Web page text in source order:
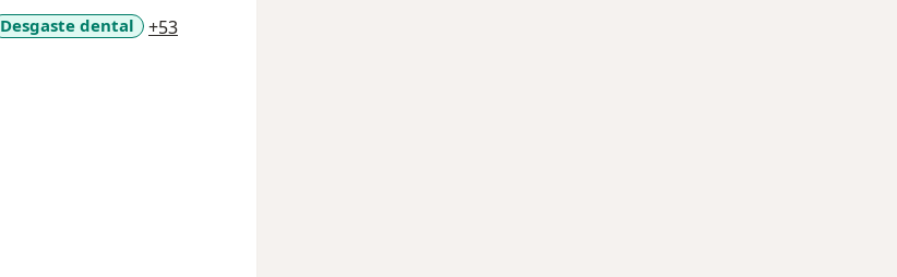
Desgaste dental +53a11y_sr_more_diseases